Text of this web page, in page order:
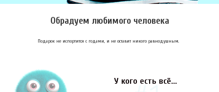
Обрадуем любимого человека
Подарок не испортится с годами, и не оставит никого равнодушным.
У кого есть всё...